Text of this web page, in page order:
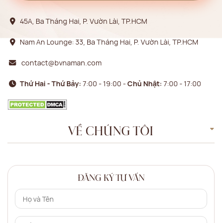
45A, Ba Tháng Hai, P. Vườn Lài, TP.HCM
Nam An Lounge: 33, Ba Tháng Hai, P. Vườn Lài, TP.HCM
contact@bvnaman.com
Thứ Hai - Thứ Bảy: 7:00 - 19:00 -Chủ Nhật: 7:00 - 17:00
VỀ CHÚNG TÔI
ĐĂNG KÝ TƯ VẤN